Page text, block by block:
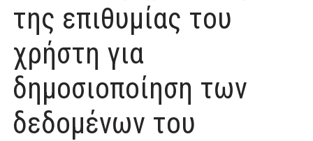
της επιθυμίας του
χρήστη για
δημοσιοποίηση των
δεδομένων του